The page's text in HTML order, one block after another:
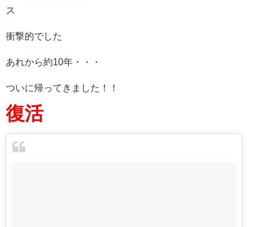
ス
衝撃的でした
あれから約10年・・・
ついに帰ってきました！！
復活